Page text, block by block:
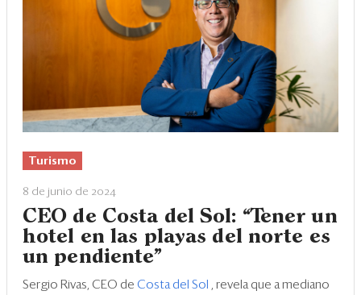
Turismo
8 de junio de 2024
CEO de Costa del Sol: “Tener un
hotel en las playas del norte es
un pendiente”
Sergio Rivas, CEO de Costa del Sol , revela que a mediano